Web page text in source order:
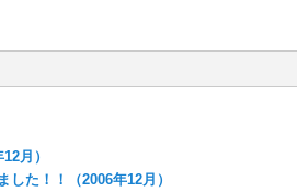
月）
た！！（2006年12月）